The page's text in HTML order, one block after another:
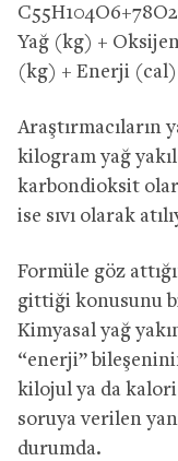
Yağ (kg) +
(kg) + Enerji (cal)
Araştırmacıların
kilogram yağ
karbondioksit
ise sıvı olarak
Formüle göz
gittiği konusunu
Kimyasal yağ
“enerji”
kilojul ya da kalori
soruya verilen
durumda.